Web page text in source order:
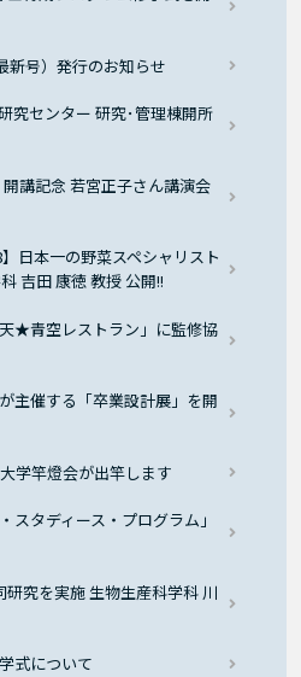
新号）発行のお知らせ
究センター 研究･管理棟開所
講記念 若宮正子さん講演会
】日本一の野菜スペシャリスト
吉田 康徳 教授 公開!!
★青空レストラン」に監修協
主催する「卒業設計展」を開
学竿燈会が出竿します
スタディース・プログラム」
研究を実施 生物生産科学科 川
式について